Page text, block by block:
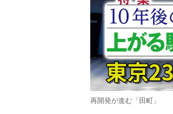
再開発が進む「田町」